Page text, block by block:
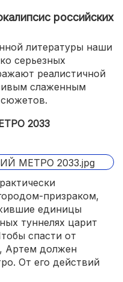
российских
литературы наши
серьезных
реалистичной
слаженным
2033
призраком,
единицы
туннелях царит
спасти от
Артем должен
От его действий